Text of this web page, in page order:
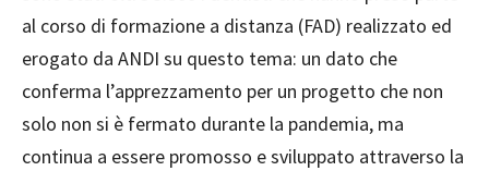
al corso di formazione a distanza (FAD) realizzato ed
erogato da ANDI su questo tema: un dato che
conferma l’apprezzamento per un progetto che non
solo non si è fermato durante la pandemia, ma
continua a essere promosso e sviluppato attraverso la